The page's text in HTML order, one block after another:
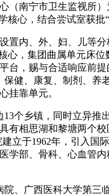
南宁市卫生监视所）
心，结合尝试室获批
内、外、妇、儿等分
，集团曲属单元床位
台，赐与合适响应前
健、康复、制剂、
挂靠单元。
乡镇，同时立异推
相思湖和黎塘两个
立于1962年，引入国
学部、骨科、心血管
广西医科大学第三